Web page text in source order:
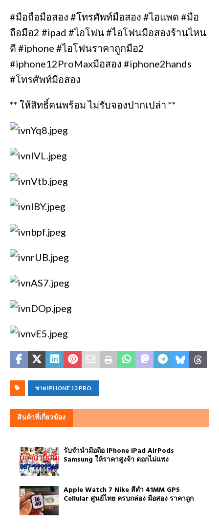
#มือถือมือสอง #โทรศัพท์มือสอง #ไอแพด #มือ
ถือมือ2 #ipad #ไอโฟน #ไอโฟนมือสองร้านไหน
ดี #iphone #ไอโฟนราคาถูกมือ2
#iphone12ProMaxมือสอง #iphone2hands
#โทรศัพท์มือสอง
** ให้สิทธิ์คนพร้อม ไม่รับจองปากเปล่า **
ขาย IPHONE 13 PRO
สินค้าที่เกี่ยวข้อง
รับจำนำมือถือ iPhone iPad AirPods
Samsung ให้ราคาสูงจ้า ดอกไม่แพง
Apple Watch 7 Nike สีดำ 41MM GPS
Cellular ศูนย์ไทย ครบกล่อง มือสอง ราคาถูก